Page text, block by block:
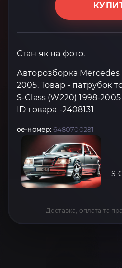
Стан як на фото.
Авторозборка Mercedes
2005. Товар - патрубок
S-Class (W220) 1998-
ID товара -2408131
oe-номер: 6480700281
S-
Доставка, оплата та